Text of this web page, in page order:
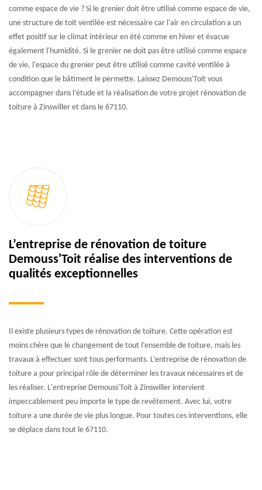
comme espace de vie ? Si le grenier doit être utilisé comme espace de vie,
une structure de toit ventilée est nécessaire car l'air en circulation a un
effet positif sur le climat intérieur en été comme en hiver et évacue
également l'humidité. Si le grenier ne doit pas être utilisé comme espace
de vie, l'espace du grenier peut être utilisé comme cavité ventilée à
condition que le bâtiment le permette. Laissez Demouss'Toit vous
accompagner dans l’étude et la réalisation de votre projet rénovation de
toiture à Zinswiller et dans le 67110.
L’entreprise de rénovation de toiture
Demouss'Toit réalise des interventions de
qualités exceptionnelles
Il existe plusieurs types de rénovation de toiture. Cette opération est
moins chère que le changement de tout l’ensemble de toiture, mais les
travaux à effectuer sont tous performants. L’entreprise de rénovation de
toiture a pour principal rôle de déterminer les travaux nécessaires et de
les réaliser. L'entreprise Demouss'Toit à Zinswiller intervient
impeccablement peu importe le type de revêtement. Avec lui, votre
toiture a une durée de vie plus longue. Pour toutes ces interventions, elle
se déplace dans tout le 67110.